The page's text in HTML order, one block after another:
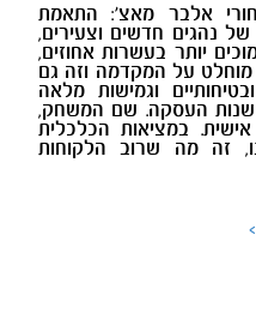
אלבר מאצ': התאמת
נהגים חדשים וצעירים,
יותר בעשרות אחוזים,
מוחלט על המקדמה וזה גם
וגמישות מלאה
שנות העסקה. שם המשחק,
במציאות הכלכלית
זה מה שרוב הלקוחות